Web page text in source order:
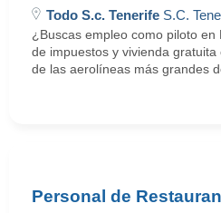
Todo S.c. Tenerife S.C.
¿Buscas empleo como piloto en
de impuestos y vivienda
de las aerolíneas más grandes
Personal de